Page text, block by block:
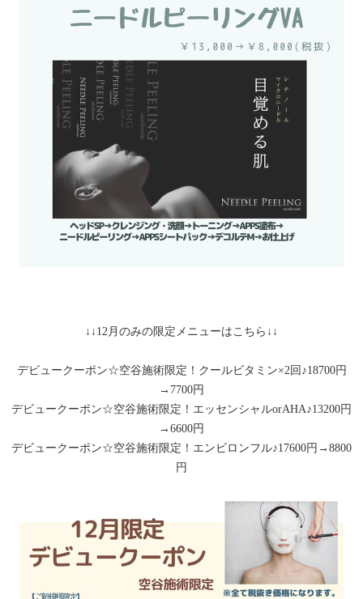
↓↓12月のみの限定メニューはこちら↓↓
デビュークーポン☆空谷施術限定！クールビタミン×2回♪18700円
→7700円
デビュークーポン☆空谷施術限定！エッセンシャルorAHA♪13200円
→6600円
デビュークーポン☆空谷施術限定！エンビロンフル♪17600円→8800
円